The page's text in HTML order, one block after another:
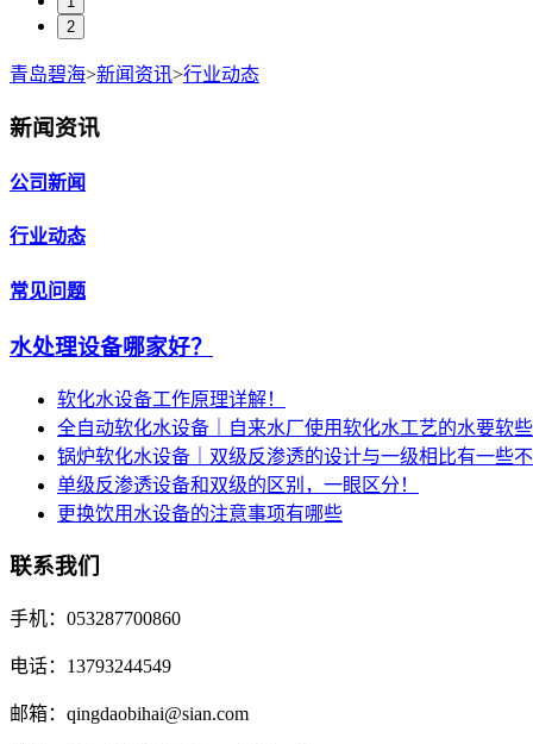
2
青岛碧海>新闻资讯>行业动态
新闻资讯
公司新闻
行业动态
常见问题
水处理设备哪家好？
软化水设备工作原理详解！
全自动软化水设备｜自来水厂使用软化水工艺的水要软些
锅炉软化水设备｜双级反渗透的设计与一级相比有一些
单级反渗透设备和双级的区别，一眼区分！
更换饮用水设备的注意事项有哪些
联系我们
手机：053287700860
电话：13793244549
邮箱：qingdaobihai@sian.com